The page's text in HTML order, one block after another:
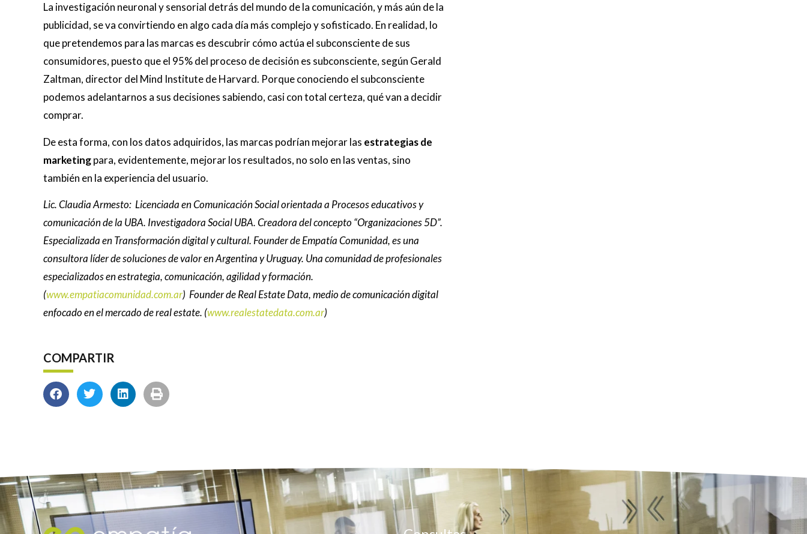
La investigación neuronal y sensorial detrás del mundo de la comunicación, y más aún de la
publicidad, se va convirtiendo en algo cada día más complejo y sofisticado. En realidad, lo
que pretendemos para las marcas es descubrir cómo actúa el subconsciente de sus
consumidores, puesto que el 95% del proceso de decisión es subconsciente, según Gerald
Zaltman, director del Mind Institute de Harvard. Porque conociendo el subconsciente
podemos adelantarnos a sus decisiones sabiendo, casi con total certeza, qué van a decidir
comprar.
De esta forma, con los datos adquiridos, las marcas podrían mejorar las estrategias de
marketingpara, evidentemente, mejorar los resultados, no solo en las ventas, sino
también en la experiencia del usuario.
Lic. Claudia Armesto: Licenciada en Comunicación Social orientada a Procesos educativos y
comunicación de la UBA. Investigadora Social UBA. Creadora del concepto “Organizaciones 5D”.
Especializada en Transformación digital y cultural. Founder de Empatía Comunidad, es una
consultora líder de soluciones de valor en Argentina y Uruguay. Una comunidad de profesionales
especializados en estrategia, comunicación, agilidad y formación.
(www.empatiacomunidad.com.ar) Founder de Real Estate Data, medio de comunicación digital
enfocado en el mercado de real estate. (www.realestatedata.com.ar)
COMPARTIR